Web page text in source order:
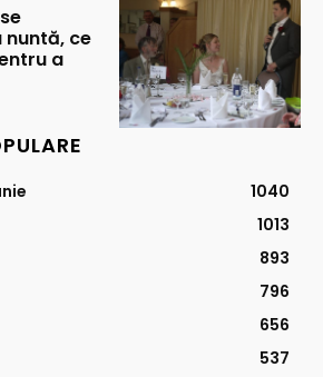
nuntă, ce
a
1040
1013
893
796
656
537